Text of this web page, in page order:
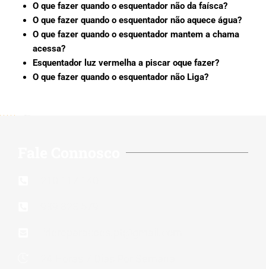
O que fazer quando o esquentador não da faísca?
O que fazer quando o esquentador não aquece água?
O que fazer quando o esquentador mantem a chama
acessa?
Esquentador luz vermelha a piscar oque fazer?
O que fazer quando o esquentador não Liga?